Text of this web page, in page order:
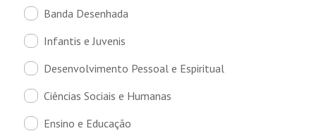
Banda Desenhada
Infantis e Juvenis
Desenvolvimento Pessoal e Espiritual
Ciências Sociais e Humanas
Ensino e Educação